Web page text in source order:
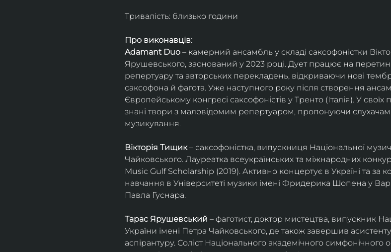
Тривалість: близько години
Про виконавців:
Adamant Duo – камерний ансамбль у складі саксофоністки
Ярушевського, заснований у 2023 році. Дует працює на
репертуару та авторських перекладень, відкриваючи нові
саксофона й фагота. Уже наступного року після створення
Європейському конгресі саксофоністів у Тренто (Італія). У
знані твори з маловідомим репертуаром, пропонуючи
музикування.
Вікторія Тищик – саксофоністка, випускниця Національної
Чайковського. Лауреатка всеукраїнських та міжнародних
Music Gulf Scholarship (2019). Активно концертує в Україні та за
навчання в Університеті музики імені Фридерика Шопена у
Павла Гуснара.
Тарас Ярушевський – фаготист, доктор мистецтва, випускник
України імені Петра Чайковського, де також завершив
аспірантуру. Соліст Національного академічного симфонічного